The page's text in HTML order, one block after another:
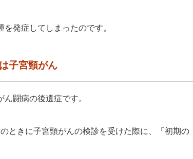
発症してしまったのです。
子宮頸がん
闘病の後遺症です。
ときに子宮頸がんの検診を受けた際に、「初期の